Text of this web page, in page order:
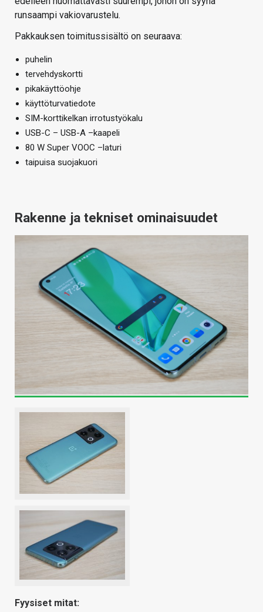
runsaampi vakiovarustelu.
Pakkauksen toimitussisältö on seuraava:
puhelin
tervehdyskortti
pikakäyttöohje
käyttöturvatiedote
SIM-korttikelkan irrotustyökalu
USB-C – USB-A –kaapeli
80 W Super VOOC –laturi
taipuisa suojakuori
Rakenne ja tekniset ominaisuudet
Fyysiset mitat: